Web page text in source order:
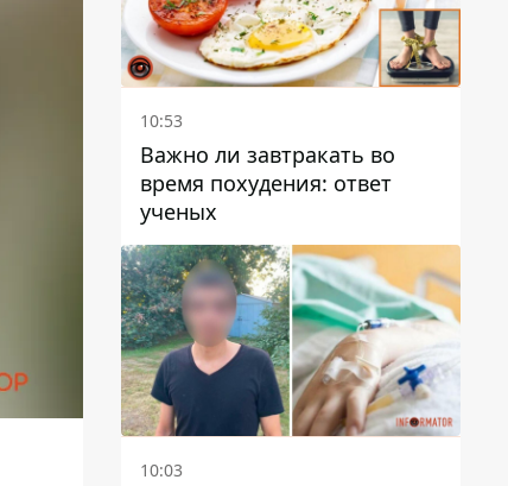
10:53
Важно ли завтракать во
время похудения: ответ
ученых
10:03